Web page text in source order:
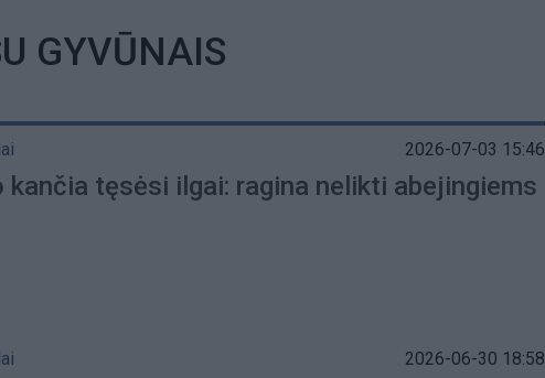
GYVŪNAIS
2026-07-03 15:46
kančia tęsėsi ilgai: ragina nelikti abejingiems
2026-06-30 18:58